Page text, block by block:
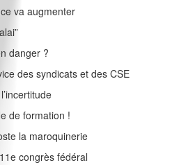
va augmenter
danger ?
des syndicats et des CSE
de formation !
la maroquinerie
congrès fédéral